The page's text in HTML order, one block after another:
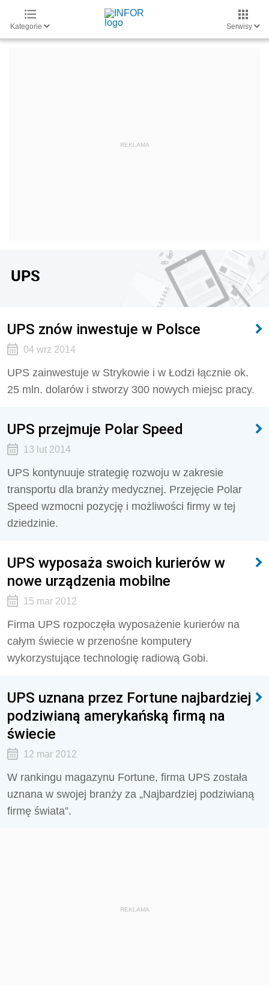
Kategorie Serwisy
UPS
UPS znów inwestuje w Polsce
04 wrz 2014
UPS zainwestuje w Strykowie i w Łodzi łącznie ok.
25 mln. dolarów i stworzy 300 nowych miejsc pracy.
UPS przejmuje Polar Speed
13 lut 2014
UPS kontynuuje strategię rozwoju w zakresie
transportu dla branży medycznej. Przejęcie Polar
Speed wzmocni pozycję i możliwości firmy w tej
dziedzinie.
UPS wyposaża swoich kurierów w
nowe urządzenia mobilne
15 mar 2012
Firma UPS rozpoczęła wyposażenie kurierów na
całym świecie w przenośne komputery
wykorzystujące technologię radiową Gobi.
UPS uznana przez Fortune najbardziej
podziwianą amerykańską firmą na
świecie
12 mar 2012
W rankingu magazynu Fortune, firma UPS została
uznana w swojej branży za „Najbardziej podziwianą
firmę świata”.
REKLAMA